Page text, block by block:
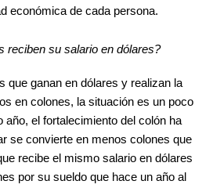
económica de cada persona.
reciben su salario en dólares?
que ganan en dólares y realizan la
en colones, la situación es un poco
año, el fortalecimiento del colón ha
se convierte en menos colones que
recibe el mismo salario en dólares
por su sueldo que hace un año al